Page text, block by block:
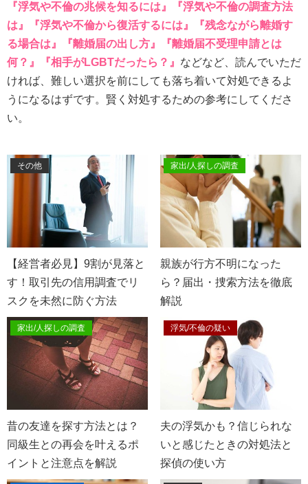
『浮気や不倫の兆候を知るには』
『浮気や不倫の調査方法
は』
『浮気や不倫から復活するには』
『残念ながら離婚す
る場合は』
『離婚届の出し方』
『離婚届不受理申請とは
何？』
『相手がLGBTだったら？』 などなど、読んでいただ
ければ、難しい選択を前にしても落ち着いて対処できるよ
うになるはずです。賢く対処するための参考にしてくださ
い。
その他
【経営者必見】9割が見落と
す！取引先の信用調査でリ
スクを未然に防ぐ方法
家出/人探しの調査
親族が行方不明になった
ら？届出・捜索方法を徹底
解説
家出/人探しの調査
昔の友達を探す方法とは？
同級生との再会を叶えるポ
イントと注意点を解説
浮気/不倫の疑い
夫の浮気かも？信じられな
いと感じたときの対処法と
探偵の使い方